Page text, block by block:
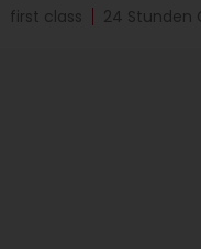
first class 24 Stunden